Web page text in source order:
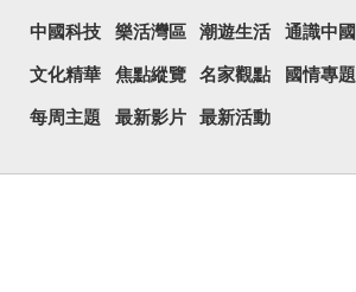
中國科技 樂活灣區 潮遊生活 通識中國
文化精華 焦點縱覽 名家觀點 國情專題
每周主題 最新影片 最新活動